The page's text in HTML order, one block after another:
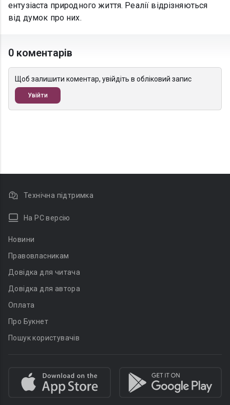
ентузіаста природного життя. Реалії відрізняються
від думок про них.
0 коментарів
Щоб залишити коментар, увійдіть в обліковий запис
Увійти
Технічна підтримка
На PC версію
Новини
Правовласникам
Довідка для читача
Довідка для автора
Оплата
Про Букнет
Пошук користувачів